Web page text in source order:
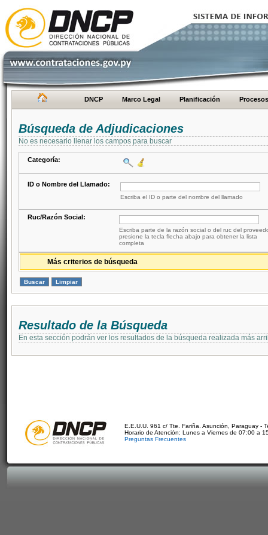
DNCP Marco Legal Planificación Procesos
Búsqueda de Adjudicaciones
No es necesario llenar los campos para buscar
Categoría:
ID o Nombre del Llamado:
Escriba el ID o parte del nombre del llamado
Ruc/Razón Social:
Escriba parte de la razón social o del ruc del
presione la tecla flecha abajo para obtener la lista
completa
Más criterios de búsqueda
Resultado de la Búsqueda
En esta sección podrán ver los resultados de la búsqueda realizada más
E.E.U.U. 961 c/ Tte. Fariña. Asunción, Paraguay -
Horario de Atención: Lunes a Viernes de 07:00 a
Preguntas Frecuentes